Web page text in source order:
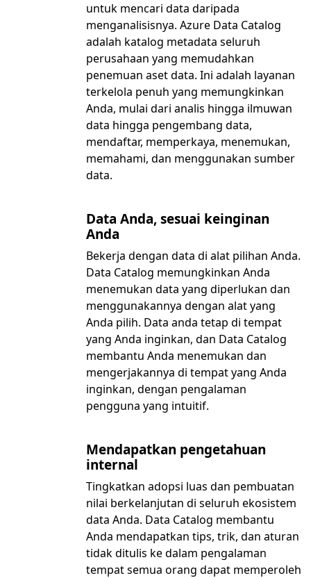
untuk mencari data daripada
menganalisisnya. Azure Data Catalog
adalah katalog metadata seluruh
perusahaan yang memudahkan
penemuan aset data. Ini adalah layanan
terkelola penuh yang memungkinkan
Anda, mulai dari analis hingga ilmuwan
data hingga pengembang data,
mendaftar, memperkaya, menemukan,
memahami, dan menggunakan sumber
data.
Data Anda, sesuai keinginan
Anda
Bekerja dengan data di alat pilihan Anda.
Data Catalog memungkinkan Anda
menemukan data yang diperlukan dan
menggunakannya dengan alat yang
Anda pilih. Data anda tetap di tempat
yang Anda inginkan, dan Data Catalog
membantu Anda menemukan dan
mengerjakannya di tempat yang Anda
inginkan, dengan pengalaman
pengguna yang intuitif.
Mendapatkan pengetahuan
internal
Tingkatkan adopsi luas dan pembuatan
nilai berkelanjutan di seluruh ekosistem
data Anda. Data Catalog membantu
Anda mendapatkan tips, trik, dan aturan
tidak ditulis ke dalam pengalaman
tempat semua orang dapat memperoleh